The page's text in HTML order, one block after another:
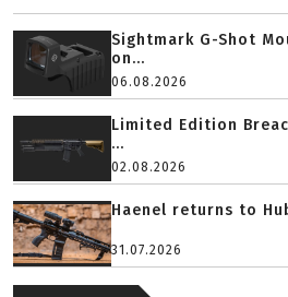
Sightmark G-Shot
on...
06.08.2026
Limited Edition
...
02.08.2026
Haenel returns to
31.07.2026